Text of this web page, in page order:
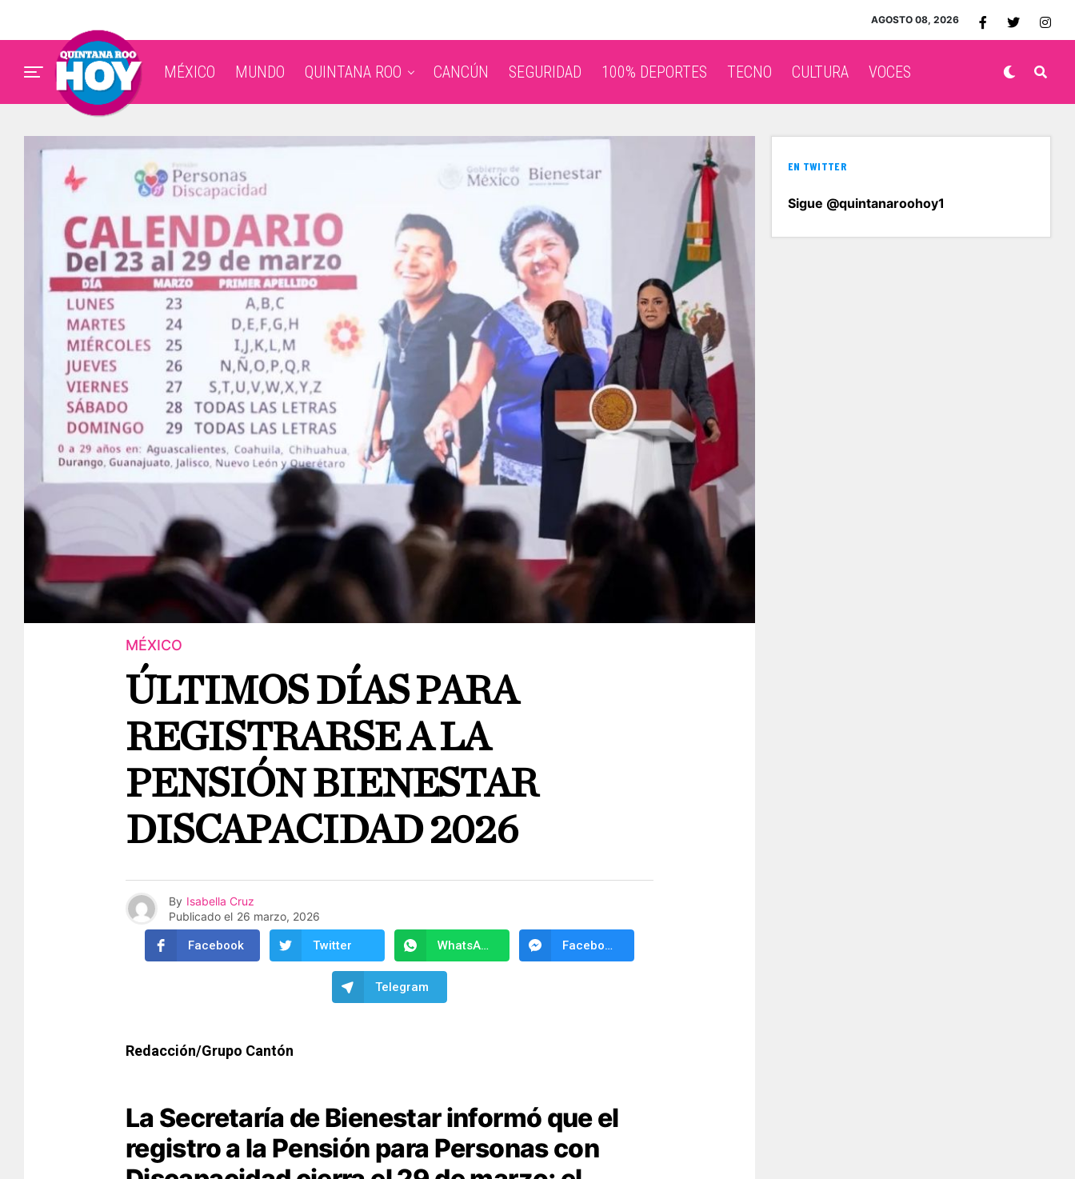
AGOSTO 08, 2026
MÉXICO MUNDO QUINTANA ROO CANCÚN SEGURIDAD 100% DEPORTES TECNO CULTURA VOCES
MÉXICO
ÚLTIMOS DÍAS PARA
REGISTRARSE A LA
PENSIÓN BIENESTAR
DISCAPACIDAD 2026
By Isabella Cruz
Publicado el 26 marzo, 2026
Facebook Twitter WhatsApp Facebook Messenger
Telegram
Redacción/Grupo Cantón
La Secretaría de Bienestar informó que el
registro a la Pensión para Personas con
EN TWITTER
Sigue @quintanaroohoy1